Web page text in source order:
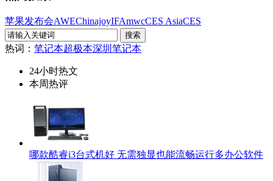
苹果发布会AWEChinajoyIFAmwcCES AsiaCES
热词： 笔记本超极本深圳笔记本
24小时热文
本周热评
哪款酷睿i3台式机好 无需独显也能流畅运行多办公软件